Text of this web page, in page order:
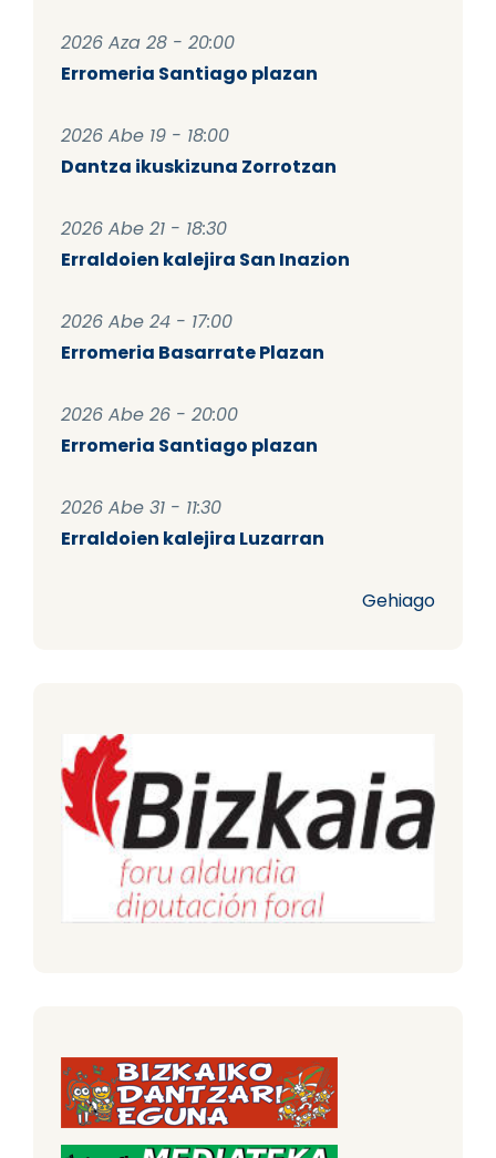
2026 Aza 28 - 20:00
Erromeria Santiago plazan
2026 Abe 19 - 18:00
Dantza ikuskizuna Zorrotzan
2026 Abe 21 - 18:30
Erraldoien kalejira San Inazion
2026 Abe 24 - 17:00
Erromeria Basarrate Plazan
2026 Abe 26 - 20:00
Erromeria Santiago plazan
2026 Abe 31 - 11:30
Erraldoien kalejira Luzarran
Gehiago